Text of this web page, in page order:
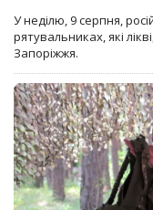
У неділю, 9 серпня,
рятувальниках, які
Запоріжжя.